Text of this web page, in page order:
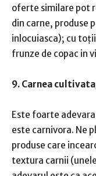
oferte similare pot
din carne, produse
inlocuiasca); cu
frunze de copac in
9. Carnea
Este foarte
este carnivora. Ne
produse care
textura carnii